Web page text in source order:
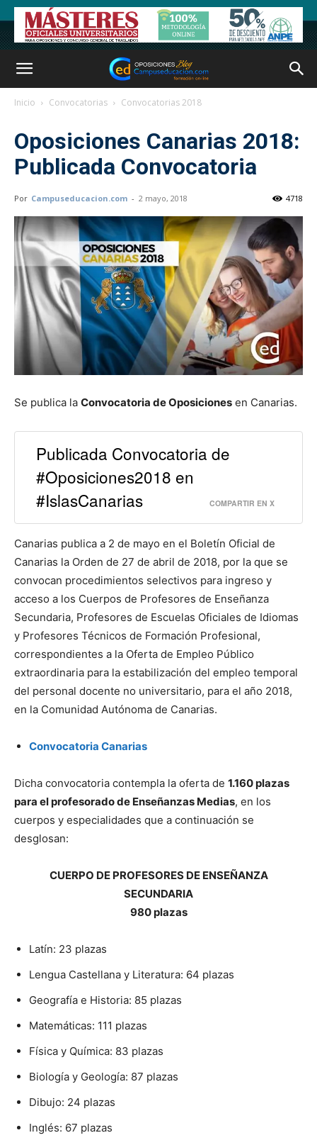
Inicio Convocatorias Convocatorias 2018
Oposiciones Canarias 2018:
Publicada Convocatoria
Por Campuseducacion.com - 2 mayo, 2018 4718
Se publica la Convocatoria de Oposiciones en Canarias.
Publicada Convocatoria de
#Oposiciones2018 en
#IslasCanarias
COMPARTIR EN X
Canarias publica a 2 de mayo en el Boletín Oficial de
Canarias la Orden de 27 de abril de 2018, por la que se
convocan procedimientos selectivos para ingreso y
acceso a los Cuerpos de Profesores de Enseñanza
Secundaria, Profesores de Escuelas Oficiales de Idiomas
y Profesores Técnicos de Formación Profesional,
correspondientes a la Oferta de Empleo Público
extraordinaria para la estabilización del empleo temporal
del personal docente no universitario, para el año 2018,
en la Comunidad Autónoma de Canarias.
Convocatoria Canarias
Dicha convocatoria contempla la oferta de 1.160 plazas
para el profesorado de Enseñanzas Medias, en los
cuerpos y especialidades que a continuación se
desglosan:
CUERPO DE PROFESORES DE ENSEÑANZA
SECUNDARIA
980 plazas
Latín: 23 plazas
Lengua Castellana y Literatura: 64 plazas
Geografía e Historia: 85 plazas
Matemáticas: 111 plazas
Física y Química: 83 plazas
Biología y Geología: 87 plazas
Dibujo: 24 plazas
Inglés: 67 plazas